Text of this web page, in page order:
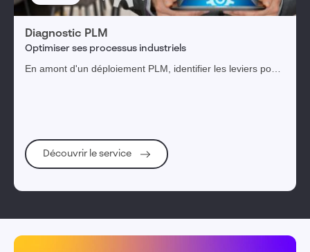
Diagnostic PLM
Optimiser ses processus industriels
En amont d'un déploiement PLM, identifier les leviers pour
Découvrir le service